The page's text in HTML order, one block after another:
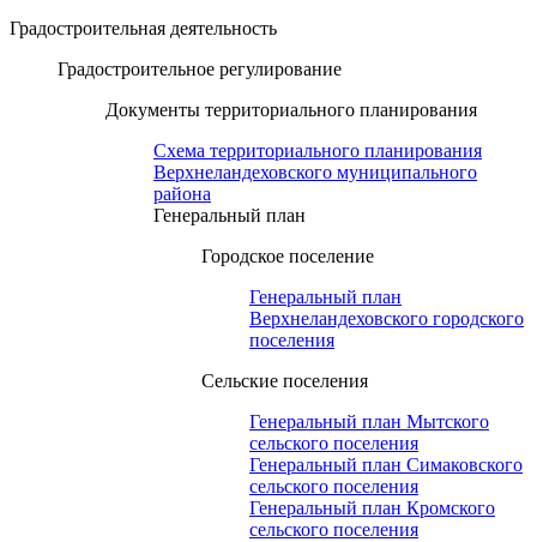
Градостроительная деятельность
Градостроительное регулирование
Документы территориального планирования
Схема территориального планирования
Верхнеландеховского муниципального
района
Генеральный план
Городское поселение
Генеральный план
Верхнеландеховского городского
поселения
Сельские поселения
Генеральный план Мытского
сельского поселения
Генеральный план Симаковского
сельского поселения
Генеральный план Кромского
сельского поселения